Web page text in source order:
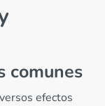
comunes
efectos